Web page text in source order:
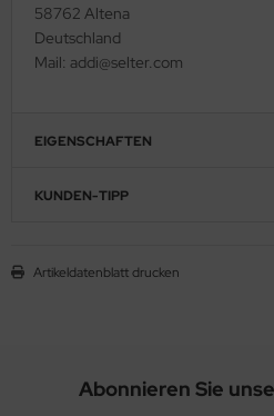
58762 Altena
Deutschland
Mail: addi@selter.com
EIGENSCHAFTEN
KUNDEN-TIPP
Artikeldatenblatt drucken
Abonnieren Sie